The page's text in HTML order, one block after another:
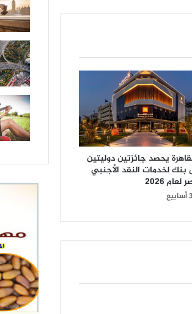
يحصد جائزتين دوليتين
لخدمات النقد الأجنبي
2026